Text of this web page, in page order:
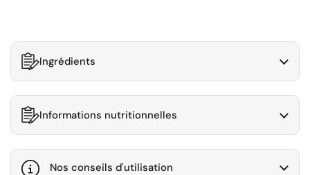
Ingrédients
Informations nutritionnelles
Nos conseils d'utilisation